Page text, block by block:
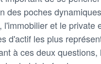
des poches
l'immobilier et le private
d'actif les plus
à ces deux questions,